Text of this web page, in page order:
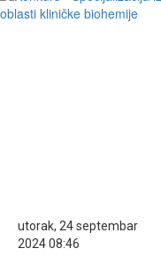
utorak, 24 septembar
2024 08:46